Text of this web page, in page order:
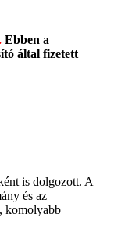
Ebben a
által fizetett
is dolgozott. A
és az
komolyabb